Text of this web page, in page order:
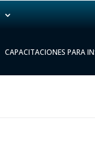
CAPACITACIONES PARA